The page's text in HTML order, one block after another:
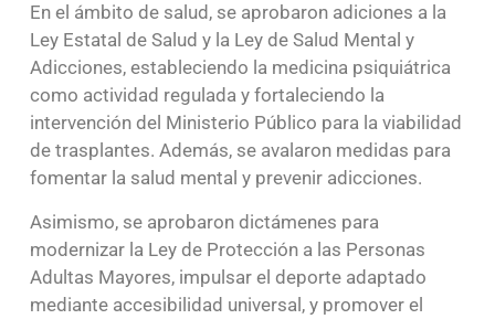
En el ámbito de salud, se aprobaron adiciones a la
Ley Estatal de Salud y la Ley de Salud Mental y
Adicciones, estableciendo la medicina psiquiátrica
como actividad regulada y fortaleciendo la
intervención del Ministerio Público para la viabilidad
de trasplantes. Además, se avalaron medidas para
fomentar la salud mental y prevenir adicciones.
Asimismo, se aprobaron dictámenes para
modernizar la Ley de Protección a las Personas
Adultas Mayores, impulsar el deporte adaptado
mediante accesibilidad universal, y promover el